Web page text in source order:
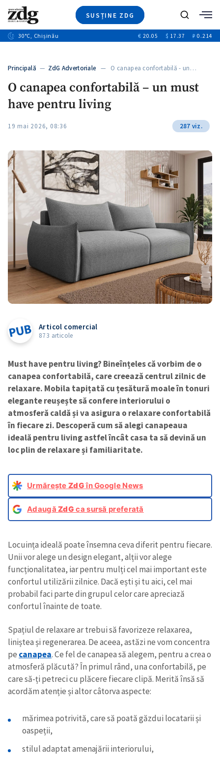
SUSȚINE ZDG
Ştiri
+10
Video
Special
+1
Caută
30°C, Chișinău € 20.05 $ 17.37 ₽ 0.214
Principală — ZdG Advertoriale — O canapea confortabilă - un…
O canapea confortabilă – un must
have pentru living
19 mai 2026, 08:36 287 viz.
Articol comercial
873 articole
Must have pentru living? Bineînțeles că vorbim de o
canapea confortabilă, care creează centrul zilnic de
relaxare. Mobila tapițată cu țesătură moale în tonuri
elegante reușește să confere interiorului o
atmosferă caldă și va asigura o relaxare confortabilă
în fiecare zi. Descoperă cum să alegi canapeaua
ideală pentru living astfel încât casa ta să devină un
loc plin de relaxare și familiaritate.
Urmărește ZdGîn Google News
AdaugăZdG ca sursă preferată
Locuința ideală poate însemna ceva diferit pentru fiecare.
Unii vor alege un design elegant, alții vor alege
funcționalitatea, iar pentru mulți cel mai important este
confortul utilizării zilnice. Dacă ești și tu aici, cel mai
probabil faci parte din grupul celor care apreciază
confortul înainte de toate.
Spațiul de relaxare ar trebui să favorizeze relaxarea,
liniștea și regenerarea. De aceea, astăzi ne vom concentra
pe canapea. Ce fel de canapea să alegem, pentru a crea o
atmosferă plăcută? În primul rând, una confortabilă, pe
care să-ți petreci cu plăcere fiecare clipă. Merită însă să
acordăm atenție și altor câtorva aspecte:
mărimea potrivită, care să poată găzdui locatarii și
oaspeții,
stilul adaptat amenajării interiorului,